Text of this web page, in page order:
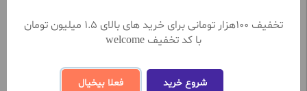
نظر خود را در خصوص این محصول ثبت کنید
تخفیف 100هزار تومانی برای خرید های بالای 1.5 میلیون تومان
با کد تخفیف welcome
شروع خرید فعلا بیخیال